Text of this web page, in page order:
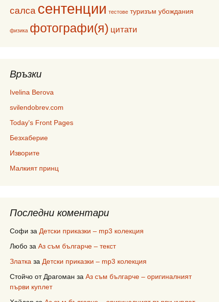
салса сентенции тестове туризъм убождания
физика фотографи(я) цитати
Връзки
Ivelina Berova
svilendobrev.com
Today's Front Pages
Безхаберие
Изворите
Малкият принц
Последни коментари
Софи за Детски приказки – mp3 колекция
Любо за Аз съм българче – текст
Златка за Детски приказки – mp3 колекция
Стойчо от Драгоман за Аз съм българче – оригиналният
първи куплет